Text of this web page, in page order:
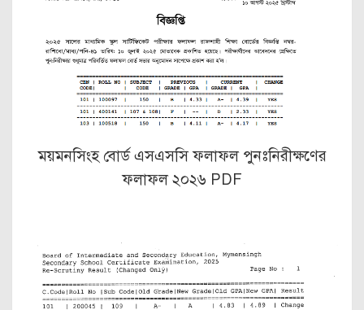
ময়মনসিংহ বোর্ড এসএসসি ফলাফল পুনঃনিরীক্ষণের
ফলাফল ২০২৬ PDF